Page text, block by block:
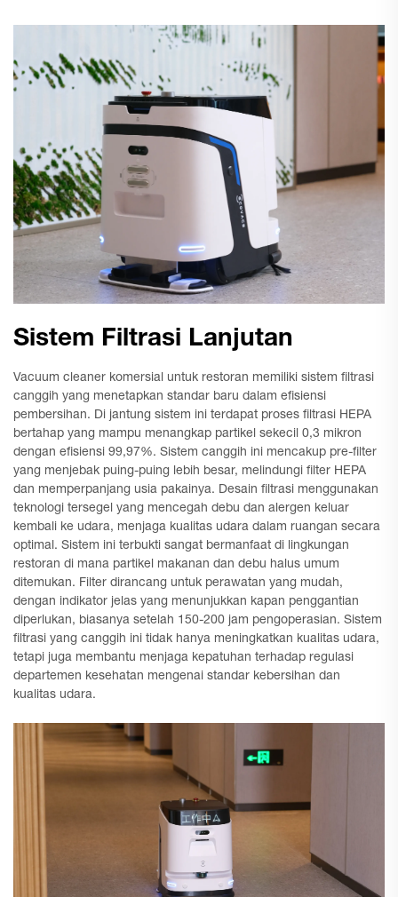
Sistem Filtrasi Lanjutan
Vacuum cleaner komersial untuk restoran memiliki sistem filtrasi
canggih yang menetapkan standar baru dalam efisiensi
pembersihan. Di jantung sistem ini terdapat proses filtrasi HEPA
bertahap yang mampu menangkap partikel sekecil 0,3 mikron
dengan efisiensi 99,97%. Sistem canggih ini mencakup pre-filter
yang menjebak puing-puing lebih besar, melindungi filter HEPA
dan memperpanjang usia pakainya. Desain filtrasi menggunakan
teknologi tersegel yang mencegah debu dan alergen keluar
kembali ke udara, menjaga kualitas udara dalam ruangan secara
optimal. Sistem ini terbukti sangat bermanfaat di lingkungan
restoran di mana partikel makanan dan debu halus umum
ditemukan. Filter dirancang untuk perawatan yang mudah,
dengan indikator jelas yang menunjukkan kapan penggantian
diperlukan, biasanya setelah 150-200 jam pengoperasian. Sistem
filtrasi yang canggih ini tidak hanya meningkatkan kualitas udara,
tetapi juga membantu menjaga kepatuhan terhadap regulasi
departemen kesehatan mengenai standar kebersihan dan
kualitas udara.